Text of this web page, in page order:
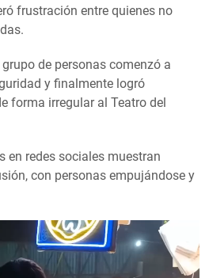
frustración entre quienes no
de personas comenzó a
y finalmente logró
forma irregular al Teatro del
en redes sociales muestran
con personas empujándose y